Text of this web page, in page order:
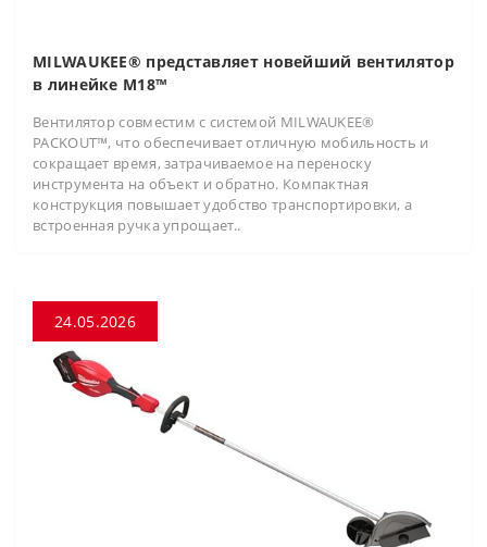
MILWAUKEE® представляет новейший вентилятор
в линейке M18™
Вентилятор совместим с системой MILWAUKEE®
PACKOUT™, что обеспечивает отличную мобильность и
сокращает время, затрачиваемое на переноску
инструмента на объект и обратно. Компактная
конструкция повышает удобство транспортировки, а
встроенная ручка упрощает..
24.05.2026